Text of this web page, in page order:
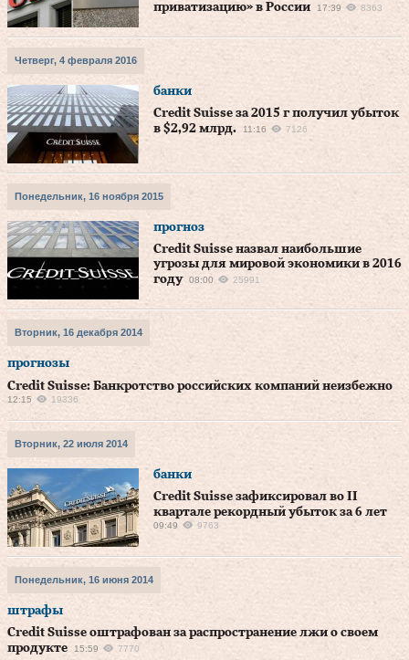
приватизацию» в России
17:39 8363
Четверг, 4 февраля 2016
банки
Credit Suisse за 2015 г получил убыток
в $2,92 млрд.
11:16 7126
Понедельник, 16 ноября 2015
прогноз
Credit Suisse назвал наибольшие
угрозы для мировой экономики в 2016
году
08:00 25991
Вторник, 16 декабря 2014
прогнозы
Credit Suisse: Банкротство российских компаний неизбежно
12:15 19336
Вторник, 22 июля 2014
банки
Credit Suisse зафиксировал во II
квартале рекордный убыток за 6 лет
09:49 9763
Понедельник, 16 июня 2014
штрафы
Credit Suisse оштрафован за распространение лжи о своем
продукте
15:59 7770